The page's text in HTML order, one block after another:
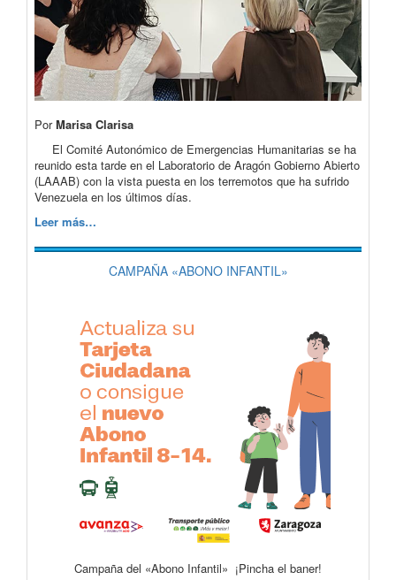
PorMarisa Clarisa
El Comité Autonómico de Emergencias Humanitarias se ha
reunido esta tarde en el Laboratorio de Aragón Gobierno Abierto
(LAAAB) con la vista puesta en los terremotos que ha sufrido
Venezuela en los últimos días.
Leer más…
CAMPAÑA «ABONO INFANTIL»
Campaña del «Abono Infantil» ¡Pincha el baner!